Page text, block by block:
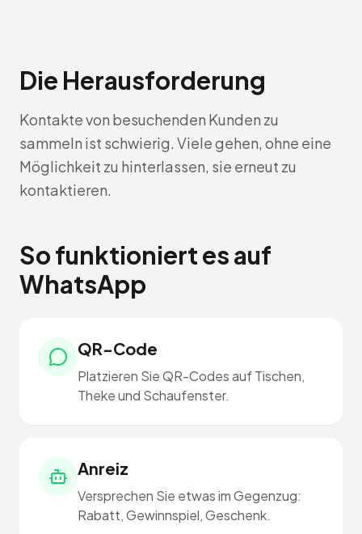
Die Herausforderung
Kontakte von besuchenden Kunden zu
sammeln ist schwierig. Viele gehen, ohne eine
Möglichkeit zu hinterlassen, sie erneut zu
kontaktieren.
So funktioniert es auf
WhatsApp
QR-Code
Platzieren Sie QR-Codes auf Tischen,
Theke und Schaufenster.
Anreiz
Versprechen Sie etwas im Gegenzug:
Rabatt, Gewinnspiel, Geschenk.